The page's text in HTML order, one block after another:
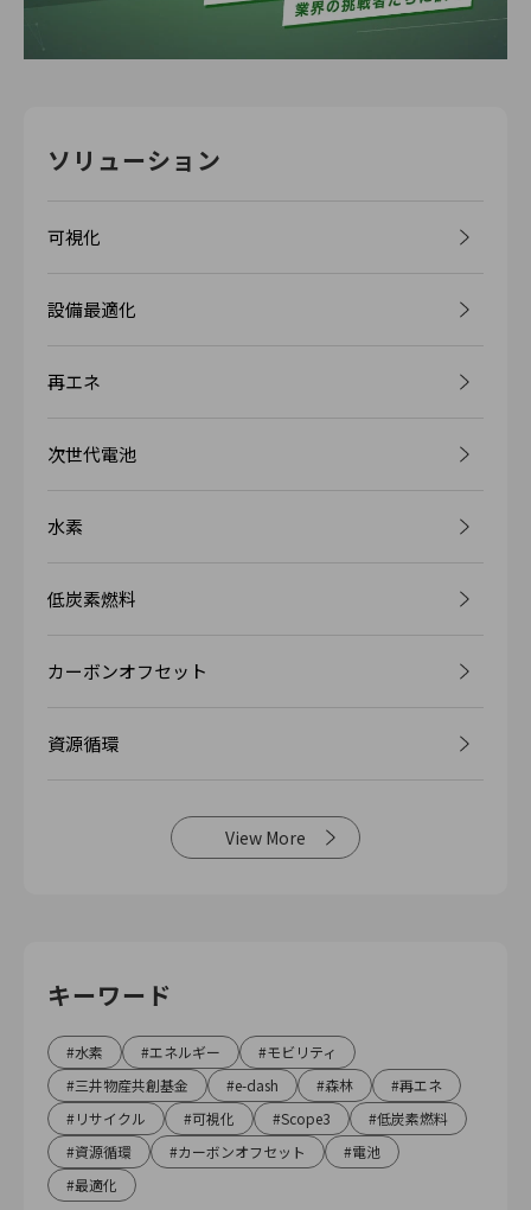
ソリューション
可視化
設備最適化
再エネ
次世代電池
水素
低炭素燃料
カーボンオフセット
資源循環
View More
キーワード
水素 エネルギー
モビリティ
三井物産共創基金
e-dash 森林
再エネ
リサイクル
可視化 Scope3
低炭素燃料
資源循環
カーボンオフセット
電池
最適化